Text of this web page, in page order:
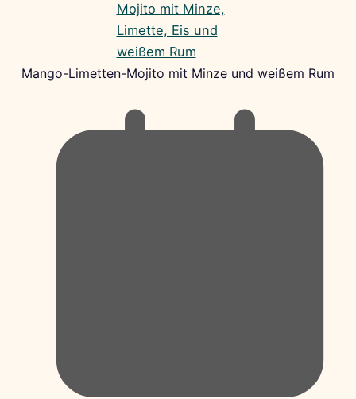
Mango-Limetten-Mojito mit Minze und weißem Rum